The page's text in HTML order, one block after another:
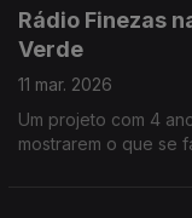
Rádio Finezas
Verde
11 mar. 2026
Um projeto com 4
mostrarem o que se